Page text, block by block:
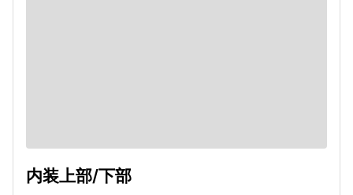
内装上部/下部